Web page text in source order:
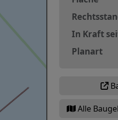
In Kraft
Planart
Alle